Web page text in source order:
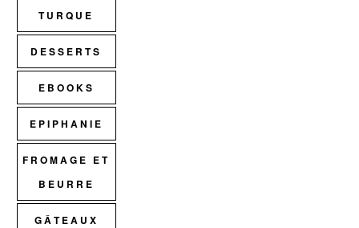
TURQUE
DESSERTS
EBOOKS
EPIPHANIE
FROMAGE ET
BEURRE
GÂTEAUX